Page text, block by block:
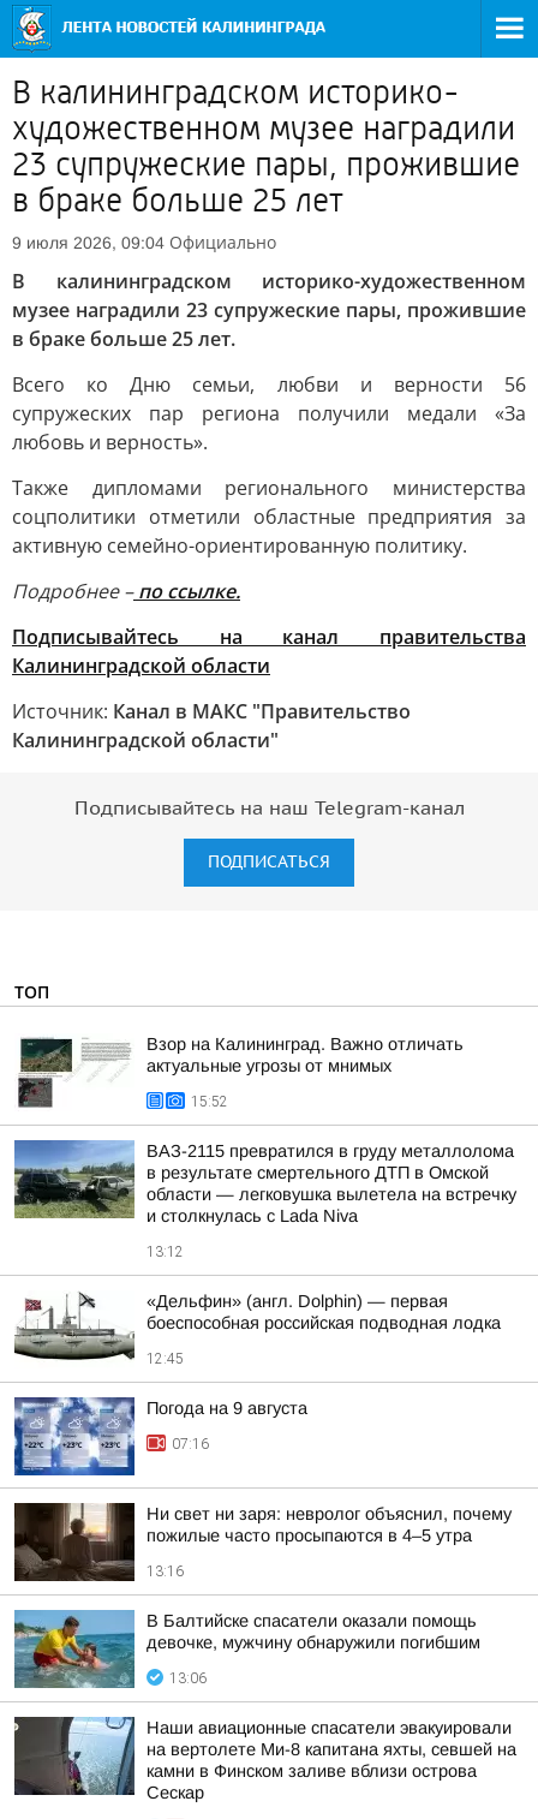
В калининградском историко-
художественном музее наградили
23 супружеские пары, прожившие
в браке больше 25 лет
9 июля 2026, 09:04 Официально
В калининградском историко-художественном
музее наградили 23 супружеские пары, прожившие
в браке больше 25 лет.
Всего ко Дню семьи, любви и верности 56
супружеских пар региона получили медали «За
любовь и верность».
Также дипломами регионального министерства
соцполитики отметили областные предприятия за
активную семейно-ориентированную политику.
Подробнее –по ссылке.
Подписывайтесь на канал правительства
Калининградской области
Источник: Канал в МАКС "Правительство
Калининградской области"
Подписывайтесь на наш Telegram-канал
ПОДПИСАТЬСЯ
ТОП
Взор на Калининград. Важно отличать
актуальные угрозы от мнимых
15:52
ВАЗ-2115 превратился в груду металлолома
в результате смертельного ДТП в Омской
области — легковушка вылетела на встречку
и столкнулась с Lada Niva
13:12
«Дельфин» (англ. Dolphin) — первая
боеспособная российская подводная лодка
12:45
Погода на 9 августа
07:16
Ни свет ни заря: невролог объяснил, почему
пожилые часто просыпаются в 4–5 утра
13:16
В Балтийске спасатели оказали помощь
девочке, мужчину обнаружили погибшим
13:06
Наши авиационные спасатели эвакуировали
на вертолете Ми-8 капитана яхты, севшей на
камни в Финском заливе вблизи острова
Сескар